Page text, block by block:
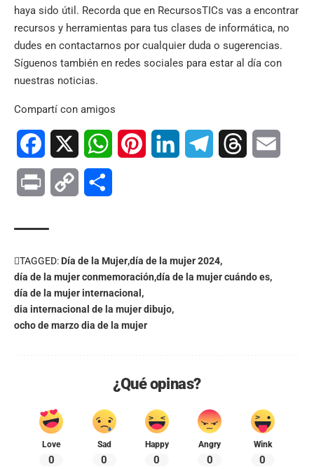
haya sido útil. Recorda que en RecursosTICs vas a encontrar
recursos y herramientas para tus clases de informática, no
dudes en contactarnos por cualquier duda o sugerencias.
Síguenos también en redes sociales para estar al día con
nuestras noticias.
Compartí con amigos
Facebook WhatsAppPinterest LinkedIn TelegramThreads
Print Copy
TAGGED: Día de la Mujerdía de la mujer 2024
día de la mujer conmemoración día de la mujer cuándo es
día de la mujer internacional
dia internacional de la mujer dibujo
ocho de marzo dia de la mujer
¿Qué opinas?
Love
0
Sad
0
Happy
0
Angry
0
Wink
0